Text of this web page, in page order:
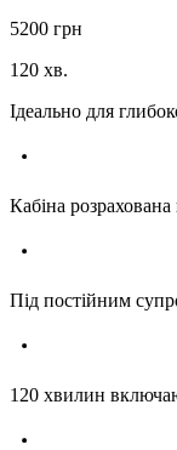
5200 грн
120 хв.
Ідеально для
Кабіна
Під постійним
120 хвилин